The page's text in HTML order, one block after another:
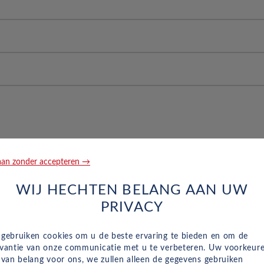
10,50, verkeersinformatie en 26,7
Scherm
verstelbare hoofdsteunen op de achterstoelen
een velgbreedte van 5,0 45,7 en 12,7
Gewicht Maat
53 kW
zonder accepteren →
WIJ HECHTEN BELANG AAN UW
PRIVACY
cookies om u de beste ervaring te bieden en om de
van onze communicatie met u te verbeteren. Uw
belang voor ons, we zullen alleen de gegevens gebruiken